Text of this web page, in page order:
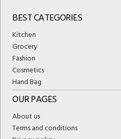
BEST CATEGORIES
Kitchen
Grocery
Fashion
Cosmetics
Hand Bag
OUR PAGES
About us
Terms and conditions